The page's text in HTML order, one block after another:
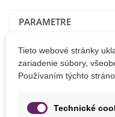
PARAMETRE
Výsev
Stanovište
Farba Plodu
Tieto webové stránky
zariadenie súbory,
Používaním týchto
Technické